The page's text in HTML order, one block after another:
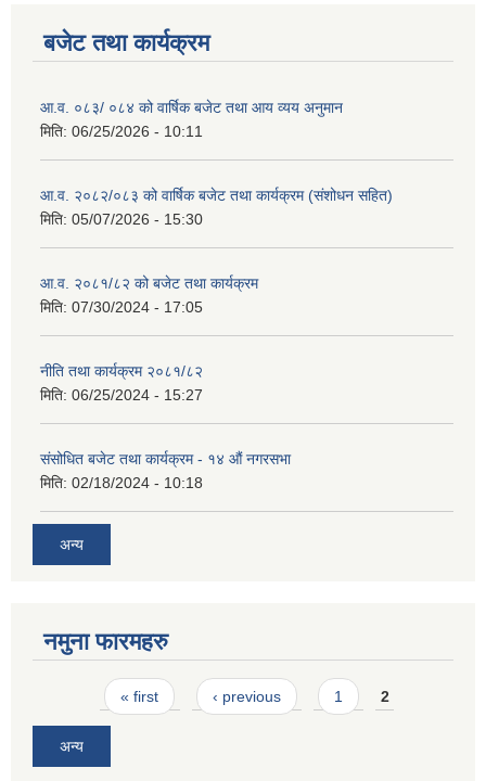
बजेट तथा कार्यक्रम
आ.व. ०८३/ ०८४ को वार्षिक बजेट तथा आय व्यय अनुमान
मिति: 06/25/2026 - 10:11
आ.व. २०८२/०८३ को वार्षिक बजेट तथा कार्यक्रम (संशोधन सहित)
मिति: 05/07/2026 - 15:30
आ.व. २०८१/८२ को बजेट तथा कार्यक्रम
मिति: 07/30/2024 - 17:05
नीति तथा कार्यक्रम २०८१/८२
मिति: 06/25/2024 - 15:27
संसोधित बजेट तथा कार्यक्रम - १४ औं नगरसभा
मिति: 02/18/2024 - 10:18
अन्य
नमुना फारमहरु
Pages« first ‹ previous 1 2
अन्य